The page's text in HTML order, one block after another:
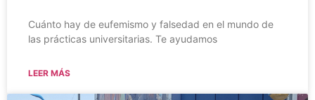
Cuánto hay de eufemismo y falsedad en el mundo de
las prácticas universitarias. Te ayudamos
LEER MÁS